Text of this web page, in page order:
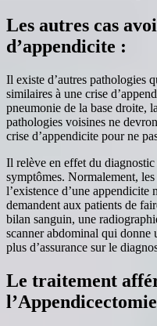
Les autres cas
d’appendicite :
Il existe d’autres pathologies
similaires à une crise
pneumonie de la base droite,
pathologies voisines ne
crise d’appendicite pour ne
Il relève en effet du
symptômes. Normalement,
l’existence d’une
demandent aux patients de
bilan sanguin, une
scanner abdominal qui
plus d’assurance sur le
Le traitement
l’Appendicectomie